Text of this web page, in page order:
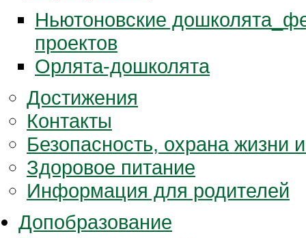
Ньютоновские
проектов
Орлята-дошколята
Достижения
Контакты
Безопасность, охрана жизни
Здоровое питание
Информация для родителей
Допобразование